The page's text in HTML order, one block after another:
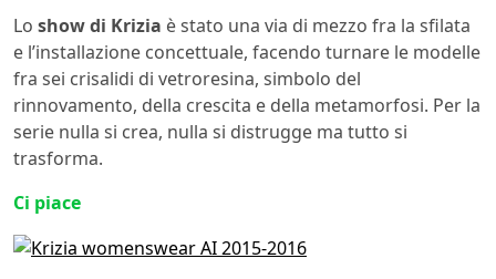
Lo show di Krizia è stato una via di mezzo fra la sfilata
e l’installazione concettuale, facendo turnare le modelle
fra sei crisalidi di vetroresina, simbolo del
rinnovamento, della crescita e della metamorfosi. Per la
serie nulla si crea, nulla si distrugge ma tutto si
trasforma.
Ci piace